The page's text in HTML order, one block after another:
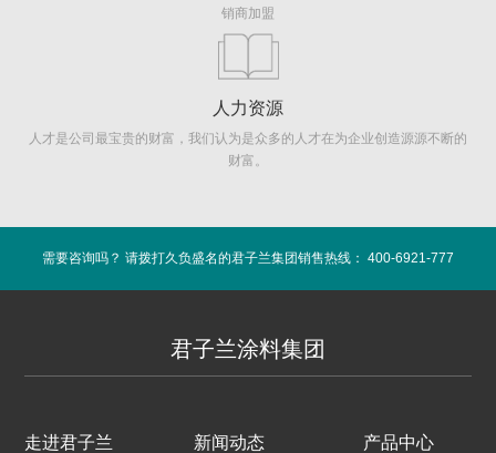
销商加盟
人力资源
人才是公司最宝贵的财富，我们认为是众多的人才在为企业创造源源不断的
财富。
需要咨询吗？ 请拨打久负盛名的君子兰集团销售热线： 400-6921-777
君子兰涂料集团
走进君子兰 新闻动态 产品中心